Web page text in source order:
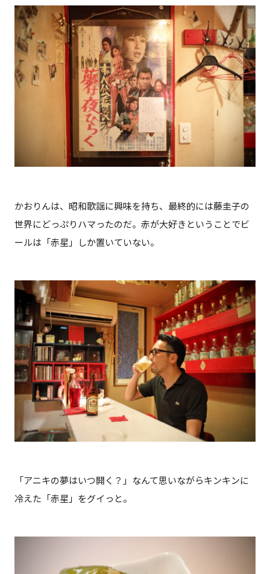
かおりんは、昭和歌謡に興味を持ち、最終的には藤圭子の
世界にどっぷりハマったのだ。赤が大好きということでビ
ールは「赤星」しか置いていない。
「アニキの夢はいつ開く？」なんて思いながらキンキンに
冷えた「赤星」をグイっと。